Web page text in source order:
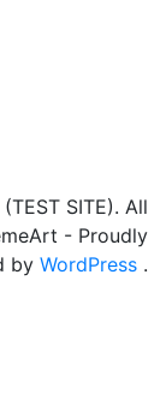
SITE). All
- Proudly
by WordPress .